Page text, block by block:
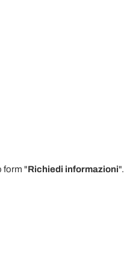
form "Richiedi informazioni".